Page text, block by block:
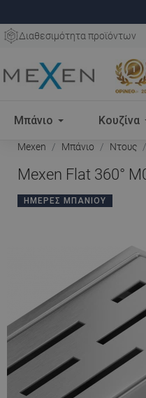
Διαθεσιμότητα προϊόντων
Μπάνιο Κουζίνα
Mexen Μπάνιο Ντους
Mexen Flat 360°
ΗΜΈΡΕΣ ΜΠΆΝΙΟΥ